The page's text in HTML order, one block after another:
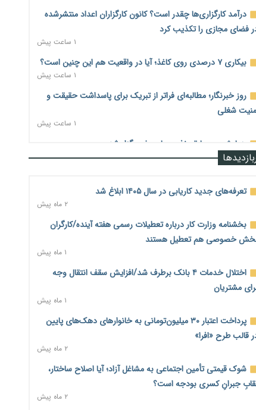
درآمد کارگزاری‌ها چقدر است؟ کانون کارگزاران اعداد منتشرشده
فضای مجازی را تکذیب کرد
۱ ساعت پیش
بیکاری ۷ درصدی روی کاغذ؛ آیا در واقعیت هم این چنین است؟
۱ ساعت پیش
روز خبرنگار؛ مطالبه‌ای فراتر از تبریک برای پاسداشت حقیقت و
شغلی
۱ ساعت پیش
همایش و مسابقه نذری ماه صفر برگزار شد
۱۸ ساعت پیش
۲ روز پیش
جنگ کریدورها وارد فاز جدید شد؛ سرمایه‌گذاری ۳۴۵ میلیارد
اوراسیا تا ۲۰۳۵
۲ روز پیش
پارادوکس اینترنت در ایران؛ مصرف‌کننده بیشتر می‌پردازد، شبکه
توسعه می‌یابد
۲ روز پیش
تأمین سرمایه در گردش بدون خلق نقدینگی؛ نقش جدید
مالیاتی در حمایت از تولید
۲ روز پیش
معمای تأمین ۸۰ همت معوقات بازنشستگان؛ بانک رفاه وارد
شد
۲ روز پیش
تعرفه‌های جدید کاریابی در سال ۱۴۰۵ ابلاغ شد
۲ ماه پیش
بخشنامه وزارت کار درباره تعطیلات رسمی هفته آینده/کارگران
خصوصی هم تعطیل هستند
۱ ماه پیش
اختلال خدمات ۴ بانک برطرف شد/افزایش سقف انتقال وجه
مشتریان
۱ ماه پیش
پرداخت اعتبار ۳۰ میلیون‌تومانی به خانوارهای دهک‌های پایین
قالب طرح «افرا»
۲ ماه پیش
شوک قیمتی تأمین اجتماعی به مشاغل آزاد؛ آیا اصلاح ساختار،
جبرانِ کسری بودجه است؟
۲ ماه پیش